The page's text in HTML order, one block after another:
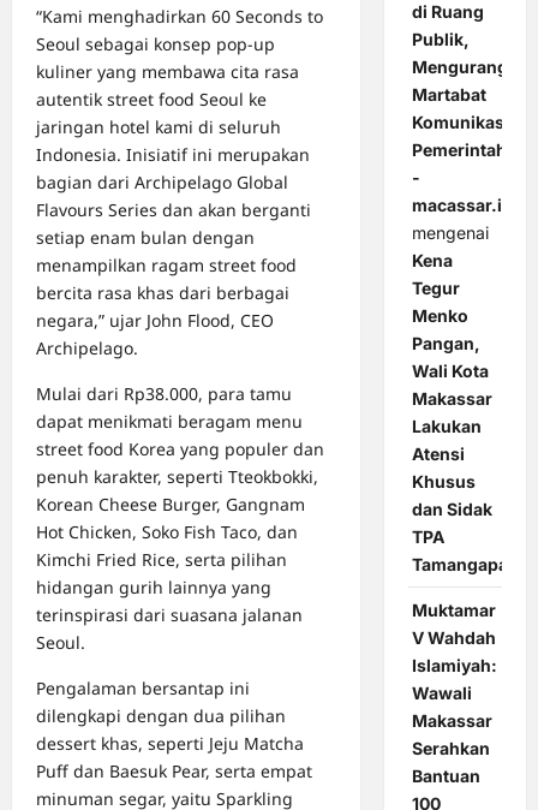
“Kami menghadirkan 60 Seconds to
Seoul sebagai konsep pop-up
kuliner yang membawa cita rasa
autentik street food Seoul ke
jaringan hotel kami di seluruh
Indonesia. Inisiatif ini merupakan
bagian dari Archipelago Global
Flavours Series dan akan berganti
setiap enam bulan dengan
menampilkan ragam street food
bercita rasa khas dari berbagai
negara,” ujar John Flood, CEO
Archipelago.
Mulai dari Rp38.000, para tamu
dapat menikmati beragam menu
street food Korea yang populer dan
penuh karakter, seperti Tteokbokki,
Korean Cheese Burger, Gangnam
Hot Chicken, Soko Fish Taco, dan
Kimchi Fried Rice, serta pilihan
hidangan gurih lainnya yang
terinspirasi dari suasana jalanan
Seoul.
Pengalaman bersantap ini
dilengkapi dengan dua pilihan
dessert khas, seperti Jeju Matcha
Puff dan Baesuk Pear, serta empat
minuman segar, yaitu Sparkling
di Ruang
Publik,
Mengurangi
Martabat
Komunikasi
Pemerintahan
-
macassar.id
mengenai
Kena
Tegur
Menko
Pangan,
Wali Kota
Makassar
Lakukan
Atensi
Khusus
dan Sidak
TPA
Tamangapa
Muktamar
V Wahdah
Islamiyah:
Wawali
Makassar
Serahkan
Bantuan
100